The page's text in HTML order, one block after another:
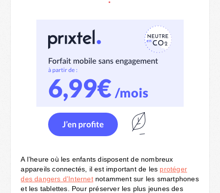
A l’heure où les enfants disposent de nombreux
appareils connectés, il est important de les protéger
des dangers d’Internetnotamment sur les smartphones
et les tablettes. Pour préserver les plus jeunes des